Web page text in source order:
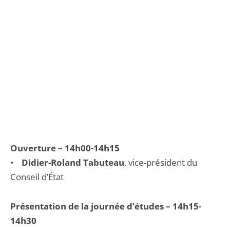
Ouverture – 14h00-14h15
• Didier-Roland Tabuteau, vice-président du
Conseil d’État
Présentation de la journée d’études – 14h15-
14h30